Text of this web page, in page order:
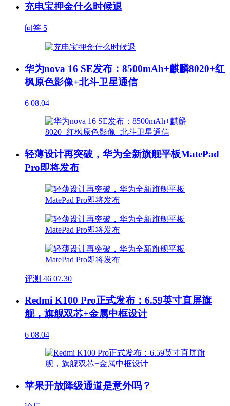
充电宝押金什么时候退
问答 5
华为nova 16 SE发布：8500mAh+麒麟8020+红
枫原色影像+北斗卫星通信
6 08.04
轻薄设计再突破，华为全新旗舰平板MatePad
Pro即将发布
评测 46 07.30
Redmi K100 Pro正式发布：6.59英寸直屏旗
舰，旗舰双芯+金属中框设计
6 08.04
苹果开放降级通道是意外吗？